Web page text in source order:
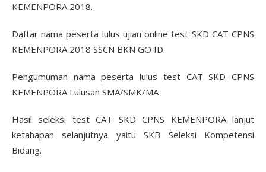
KEMENPORA 2018.
Daftar nama peserta lulus ujian online test SKD CAT CPNS
KEMENPORA 2018 SSCN BKN GO ID.
Pengumuman nama peserta lulus test CAT SKD CPNS
KEMENPORA Lulusan SMA/SMK/MA
Hasil seleksi test CAT SKD CPNS KEMENPORA lanjut
ketahapan selanjutnya yaitu SKB Seleksi Kompetensi
Bidang.